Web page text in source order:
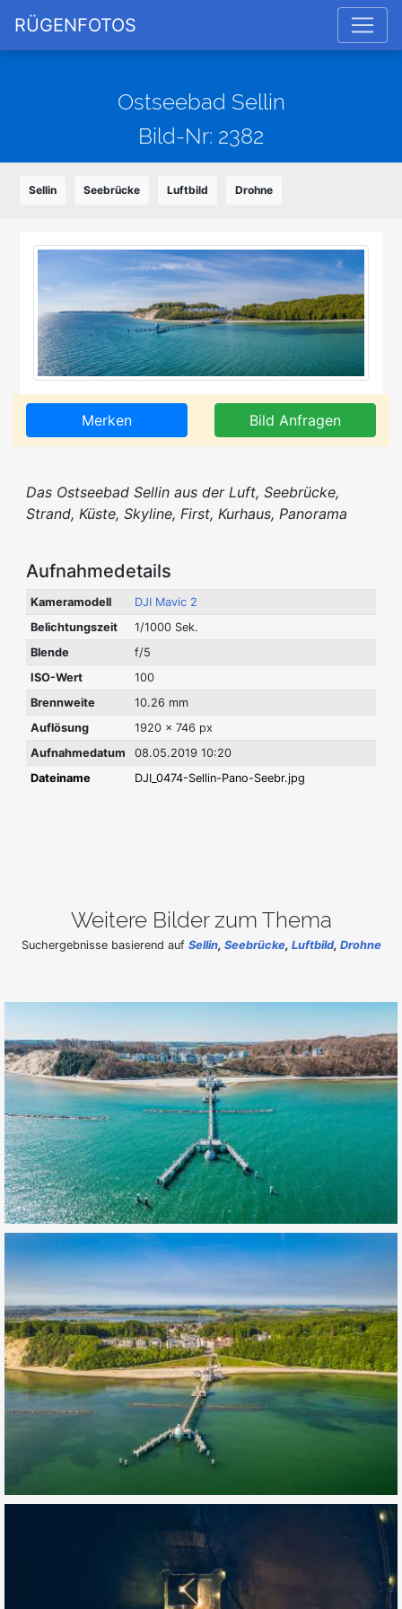
RÜGENFOTOS
Ostseebad Sellin
Bild-Nr: 2382
Sellin Seebrücke Luftbild Drohne
Merken Bild Anfragen
Das Ostseebad Sellin aus der Luft, Seebrücke,
Strand, Küste, Skyline, First, Kurhaus, Panorama
Aufnahmedetails
Kameramodell
DJI Mavic 2
Belichtungszeit
1/1000 Sek.
Blende
f/5
ISO-Wert
100
Brennweite
10.26 mm
Auflösung
1920 x 746 px
Aufnahmedatum
08.05.2019 10:20
Dateiname
DJI_0474-Sellin-Pano-Seebr.jpg
Weitere Bilder zum Thema
Suchergebnisse basierend auf Sellin, Seebrücke, Luftbild, Drohne